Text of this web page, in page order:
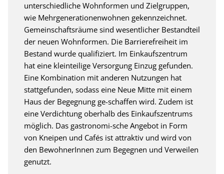
unterschiedliche Wohnformen und Zielgruppen,
wie Mehrgenerationenwohnen gekennzeichnet.
Gemeinschaftsräume sind wesentlicher Bestandteil
der neuen Wohnformen. Die Barrierefreiheit im
Bestand wurde qualifiziert. Im Einkaufszentrum
hat eine kleinteilige Versorgung Einzug gefunden.
Eine Kombination mit anderen Nutzungen hat
stattgefunden, sodass eine Neue Mitte mit einem
Haus der Begegnung ge-schaffen wird. Zudem ist
eine Verdichtung oberhalb des Einkaufszentrums
möglich. Das gastronomi-sche Angebot in Form
von Kneipen und Cafés ist attraktiv und wird von
den BewohnerInnen zum Begegnen und Verweilen
genutzt.